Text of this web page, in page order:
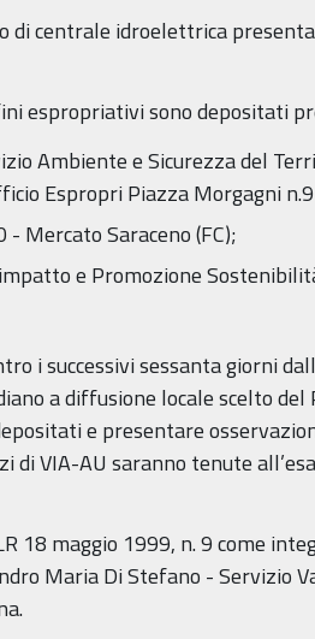
centrale idroelettrica
espropriativi sono depositati
Ambiente e Sicurezza del
Espropri Piazza Morgagni
Mercato Saraceno (FC);
e Promozione
i successivi sessanta giorni
a diffusione locale scelto
e presentare
VIA-AU saranno tenute
18 maggio 1999, n. 9 come
Maria Di Stefano - Servizio